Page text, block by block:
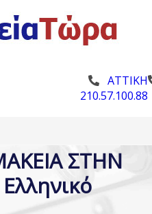
ΑΤΤΙΚΗ
210.57.100.88
ΣΤΗΝ